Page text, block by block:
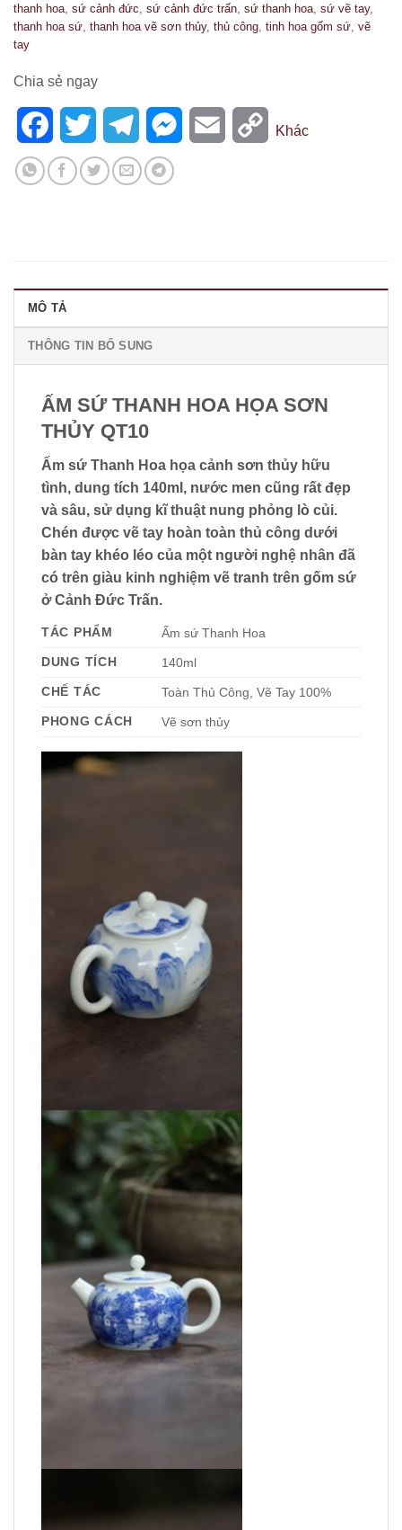
thanh hoa sứ cảnh đức sứ cảnh đức trấn sứ thanh hoa sứ vẽ tay,
thanh hoa sứ thanh hoa vẽ sơn thủy, thủ công tinh hoa gốm sứ vẽ
tay
Chia sẻ ngay
FacebookTwitter TelegramMessenger
Email Copy
Khác
MÔ TẢ
THÔNG TIN BỔ SUNG
ẤM SỨ THANH HOA HỌA SƠN
THỦY QT10
Ấm sứ Thanh Hoa họa cảnh sơn thủy hữu
tình, dung tích 140ml, nước men cũng rất đẹp
và sâu, sử dụng kĩ thuật nung phỏng lò củi.
Chén được vẽ tay hoàn toàn thủ công dưới
bàn tay khéo léo của một người nghệ nhân đã
có trên giàu kinh nghiệm vẽ tranh trên gốm sứ
ở Cảnh Đức Trấn.
TÁC PHẨM
Ấm sứ Thanh Hoa
DUNG TÍCH
140ml
CHẾ TÁC
Toàn Thủ Công, Vẽ Tay 100%
PHONG CÁCH
Vẽ sơn thủy